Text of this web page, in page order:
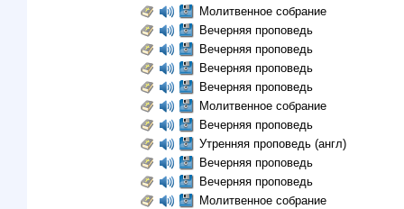
Молитвенное собрание
Вечерняя проповедь
Вечерняя проповедь
Вечерняя проповедь
Вечерняя проповедь
Молитвенное собрание
Вечерняя проповедь
Утренняя проповедь (англ)
Вечерняя проповедь
Вечерняя проповедь
Молитвенное собрание